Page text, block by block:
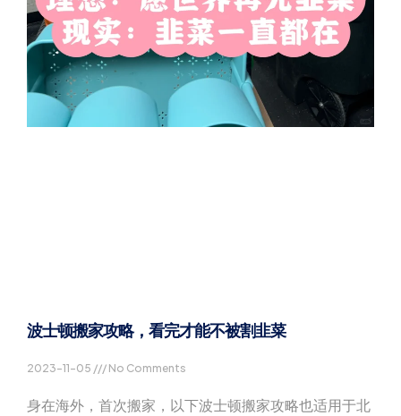
波士顿搬家攻略，看完才能不被割韭菜
2023-11-05 No Comments
身在海外，首次搬家，以下波士顿搬家攻略也适用于北